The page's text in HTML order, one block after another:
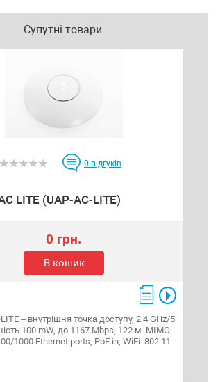
Супутні товари
0 відгуків
LITE (UAP-AC-LITE)
0 грн.
В кошик
– внутрішня точка доступу, 2.4 GHz/5
100 mW, до 1167 Mbps, 122 м. MIMO:
1000 Ethernet ports, PoE in, WiFi: 802.11